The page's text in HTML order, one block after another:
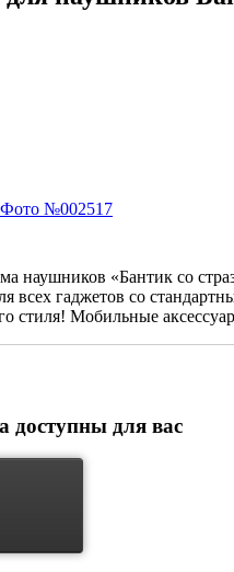
наушников «Бантик со
всех гаджетов со
стиля! Мобильные
доступны для вас